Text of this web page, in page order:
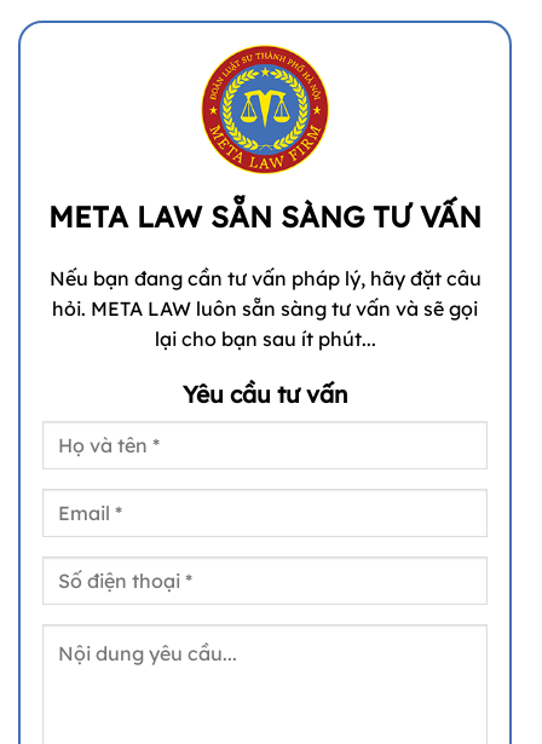
META LAW SẴN SÀNG TƯ VẤN
Nếu bạn đang cần tư vấn pháp lý, hãy đặt câu
hỏi. META LAW luôn sẵn sàng tư vấn và sẽ gọi
lại cho bạn sau ít phút...
Yêu cầu tư vấn